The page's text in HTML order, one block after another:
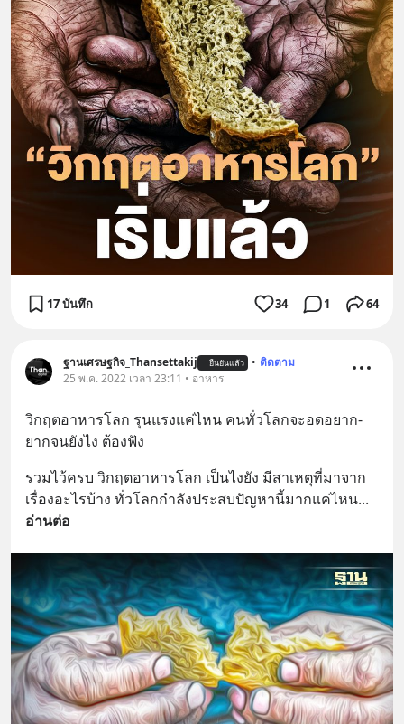
17 บันทึก 34 1 64
ฐานเศรษฐกิจ_Thansettakij ยืนยันแล้ว • ติดตาม
25 พ.ค. 2022 เวลา 23:11 • อาหาร
วิกฤตอาหารโลก รุนแรงแค่ไหน คนทั่วโลกจะอดอยาก-
ยากจนยังไง ต้องฟัง
รวมไว้ครบ วิกฤตอาหารโลก เป็นไงยัง มีสาเหตุที่มาจาก
เรื่องอะไรบ้าง ทั่วโลกกำลังประสบปัญหานี้มากแค่ไหน
อ่านต่อ